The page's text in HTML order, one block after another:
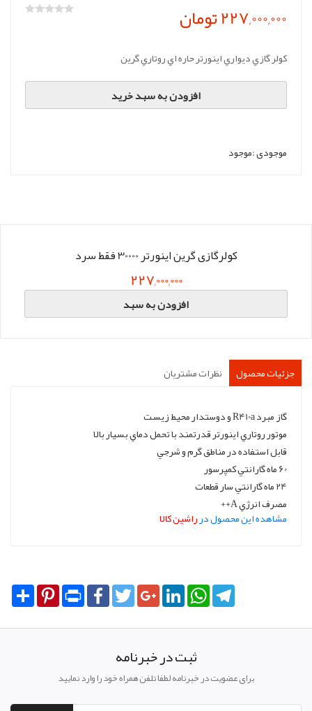
227,000,000 تومان
کولر گازي ديواري اينورتر حاره اي روتاري گرين
افزودن به سبد خرید
موجودی :موجود
کولرگازی گرین اینورتر 30000 فقط سرد
227,000,000
افزودن به سبد
جزئیات محصول نظرات مشتریان
گاز مبرد R410a و دوستدار محيط زيست
موتور روتاري اينورتر قدرتمند با تحمل دماي بسيار بالا
قابل استفاده در مناطق گرم و شرجي
60 ماه گارانتي کمپرسور
24 ماه گارانتي سار قطعات
مصرف انرژي A++
مشاهده این محصول درراشین کالا
Share PinterestPrint FacebookTwitterGoogle+LinkedInWhatsApp
ثبت در خبرنامه
برای عضویت در خبرنامه لطفا تلفن همراه خود را وارد نمایید